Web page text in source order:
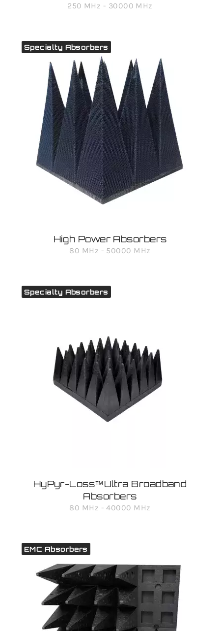
250 MHz - 30000 MHz
Specialty Absorbers
High Power Absorbers
80 MHz - 50000 MHz
Specialty Absorbers
HyPyr-Loss™Ultra Broadband
Absorbers
80 MHz - 40000 MHz
EMC Absorbers